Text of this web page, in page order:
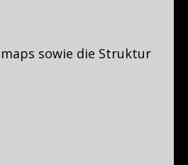
sowie die Struktur